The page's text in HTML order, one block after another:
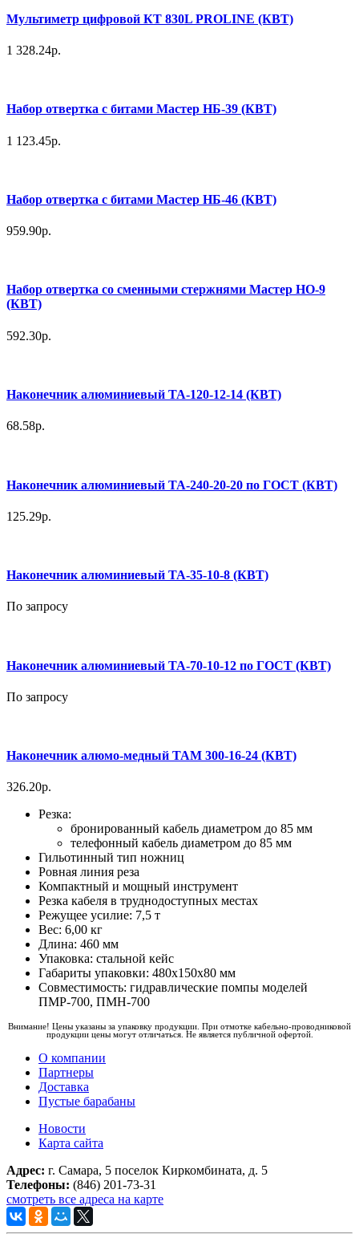
Мультиметр цифровой КТ 830L PROLINE (КВТ)
1 328.24р.
Набор отвертка с битами Мастер НБ-39 (КВТ)
1 123.45р.
Набор отвертка с битами Мастер НБ-46 (КВТ)
959.90р.
Набор отвертка со сменными стержнями Мастер НО-9
(КВТ)
592.30р.
Наконечник алюминиевый ТА-120-12-14 (КВТ)
68.58р.
Наконечник алюминиевый ТА-240-20-20 по ГОСТ (КВТ)
125.29р.
Наконечник алюминиевый ТА-35-10-8 (КВТ)
По запросу
Наконечник алюминиевый ТА-70-10-12 по ГОСТ (КВТ)
По запросу
Наконечник алюмо-медный ТАМ 300-16-24 (КВТ)
326.20р.
Резка:
бронированный кабель диаметром до 85 мм
телефонный кабель диаметром до 85 мм
Гильотинный тип ножниц
Ровная линия реза
Компактный и мощный инструмент
Резка кабеля в труднодоступных местах
Режущее усилие: 7,5 т
Вес: 6,00 кг
Длина: 460 мм
Упаковка: стальной кейс
Габариты упаковки: 480х150х80 мм
Совместимость: гидравлические помпы моделей
ПМР-700, ПМН-700
Внимание! Цены указаны за упаковку продукции. При отмотке кабельно-проводниковой
продукции цены могут отличаться. Не является публичной офертой.
О компании
Партнеры
Доставка
Пустые барабаны
Новости
Карта сайта
Адрес: г. Самара, 5 поселок Киркомбината, д. 5
Телефоны: (846) 201-73-31
смотреть все адреса на карте